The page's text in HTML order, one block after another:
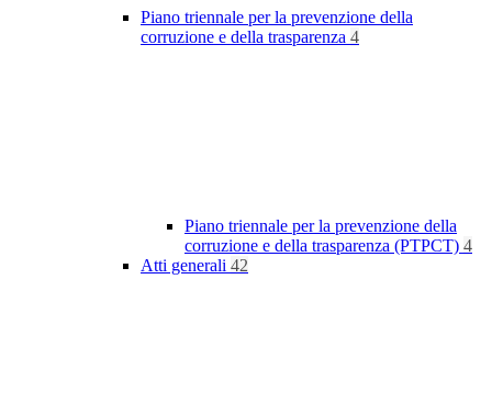
Piano triennale per la prevenzione della
corruzione e della trasparenza 4
Piano triennale per la prevenzione della
corruzione e della trasparenza (PTPCT) 4
Atti generali 42